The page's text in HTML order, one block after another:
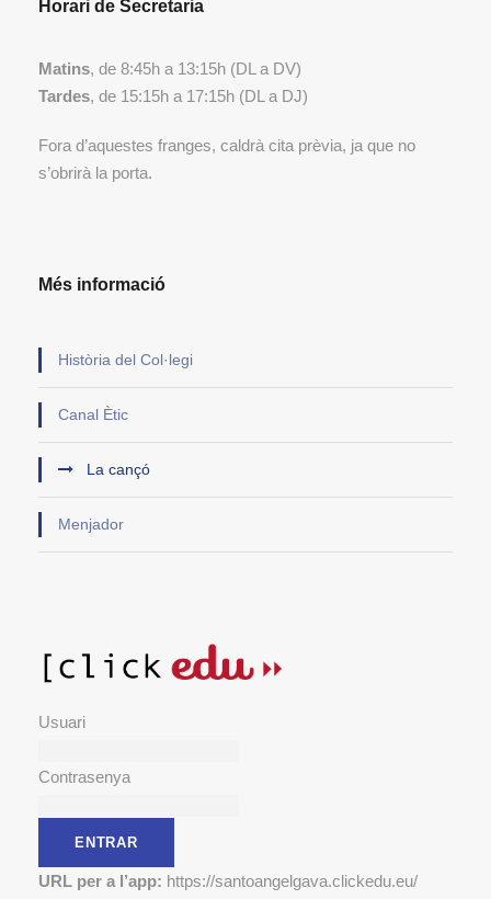
Horari de Secretaria
Matins, de 8:45h a 13:15h (DL a DV)
Tardes, de 15:15h a 17:15h (DL a DJ)
Fora d’aquestes franges, caldrà cita prèvia, ja que no
s’obrirà la porta.
Més informació
Història del Col·legi
Canal Ètic
La cançó
Menjador
Usuari
Contrasenya
URL per a l’app: https://santoangelgava.clickedu.eu/